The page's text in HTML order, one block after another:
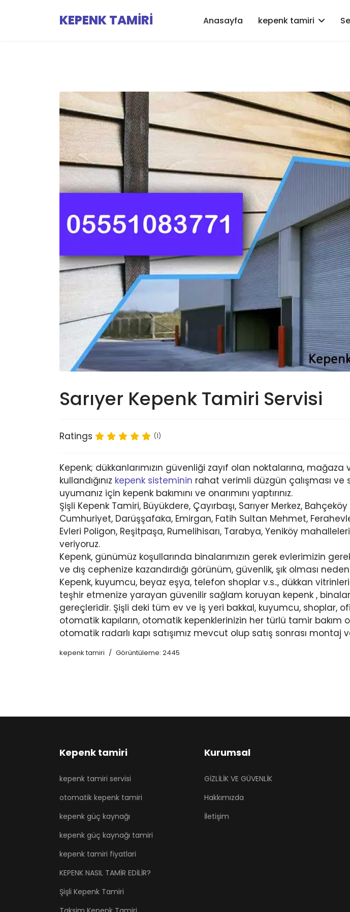
KEPENK TAMİRİ Anasayfa kepenk tamiri
Sarıyer Kepenk Tamiri Servisi
Ratings (1)
Kepenk; dükkanlarımızın güvenliği zayıf olan noktalarına,
kullandığınız kepenk sisteminin rahat verimli düzgün çalışması
uyumanız için kepenk bakımını ve onarımını yaptırınız.
Şişli Kepenk Tamiri, Büyükdere, Çayırbaşı, Sarıyer Merkez,
Cumhuriyet, Darüşşafaka, Emirgan, Fatih Sultan Mehmet,
Evleri Poligon, Reşitpaşa, Rumelihisarı, Tarabya, Yeniköy
veriyoruz.
Kepenk, günümüz koşullarında binalarımızın gerek evlerimizin
ve dış cephenize kazandırdığı görünüm, güvenlik, şık olması
Kepenk, kuyumcu, beyaz eşya, telefon shoplar v.s.., dükkan
teşhir etmenize yarayan güvenilir sağlam koruyan kepenk ,
gereçleridir. Şişli deki tüm ev ve iş yeri bakkal, kuyumcu, shoplar,
otomatik kapıların, otomatik kepenklerinizin her türlü tamir bakım
otomatik radarlı kapı satışımız mevcut olup satış sonrası montaj
kepenk tamiri Görüntüleme: 2445
Kepenk tamiri
kepenk tamiri servisi
otomatik kepenk tamiri
kepenk güç kaynağı
kepenk güç kaynağı tamiri
kepenk tamiri fiyatlari
KEPENK NASIL TAMİR EDİLİR?
Şişli Kepenk Tamiri
Kurumsal
GİZLİLİK VE GÜVENLİK
Hakkımızda
İletişim